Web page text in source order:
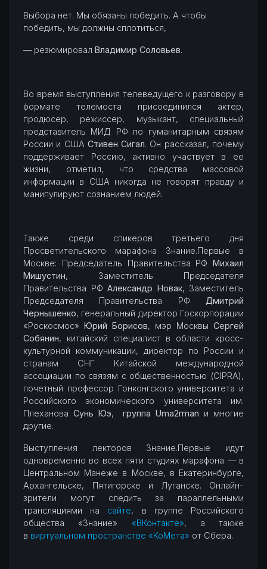
Выбора нет. Мы обязаны победить. А чтобы
победить, мы должны сплотиться,
— резюмировал Владимир Соловьев.
Во время выступления телеведущего к разговору в
формате телемоста присоединился актер,
продюсер, режиссер, музыкант, специальный
представитель МИД РФ по гуманитарным связям
России и США Стивен Сигал. Он рассказал, почему
поддерживает Россию, активно участвует в ее
жизни, отметил, что средства массовой
информации в США никогда не говорят правду и
манипулируют сознанием людей.
Также среди спикеров третьего дня
Просветительского марафона Знание.Первые в
Москве: Председатель Правительства РФ Михаил
Мишустин, Заместитель Председателя
Правительства РФ Александр Новак, Заместитель
Председателя Правительства РФ Дмитрий
Чернышенко, генеральный директор Госкорпорации
«Роскосмос» Юрий Борисов, мэр Москвы Сергей
Собянин, китайский специалист в области кросс-
культурной коммуникации, директор по России и
странам СНГ Китайской международной
ассоциации по связям с общественностью (CIPRA),
почетный профессор Гонконгского университета и
Российского экономического университета им.
Плеханова Сунь Юэ,группа Uma2rman и многие
другие.
Выступления лекторов Знание.Первые идут
одновременно во всех пяти студиях марафона — в
Центральном Манеже в Москве, в Екатеринбурге,
Архангельске, Пятигорске и Луганске. Онлайн-
зрители могут следить за параллельными
трансляциями на сайте, в группе Российского
общества «Знание» «ВКонтакте», а также
в виртуальном пространстве «КоМета» от Сбера.